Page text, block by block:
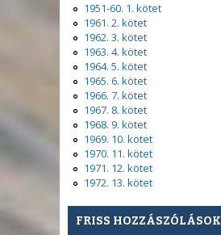
1951-60. 1. kötet
1961. 2. kötet
1962. 3. kötet
1963. 4. kötet
1964. 5. kötet
1965. 6. kötet
1966. 7. kötet
1967. 8. kötet
1968. 9. kötet
1969. 10. kötet
1970. 11. kötet
1971. 12. kötet
1972. 13. kötet
FRISS HOZZÁSZÓLÁSOK